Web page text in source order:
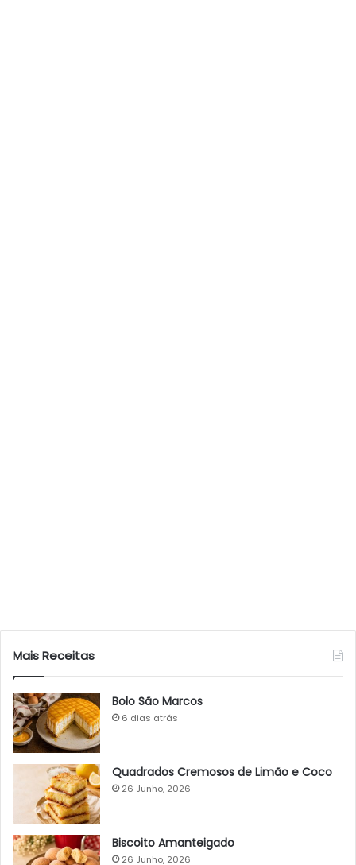
Mais Receitas
Bolo São Marcos
6 dias atrás
Quadrados Cremosos de Limão e Coco
26 Junho, 2026
Biscoito Amanteigado
26 Junho, 2026